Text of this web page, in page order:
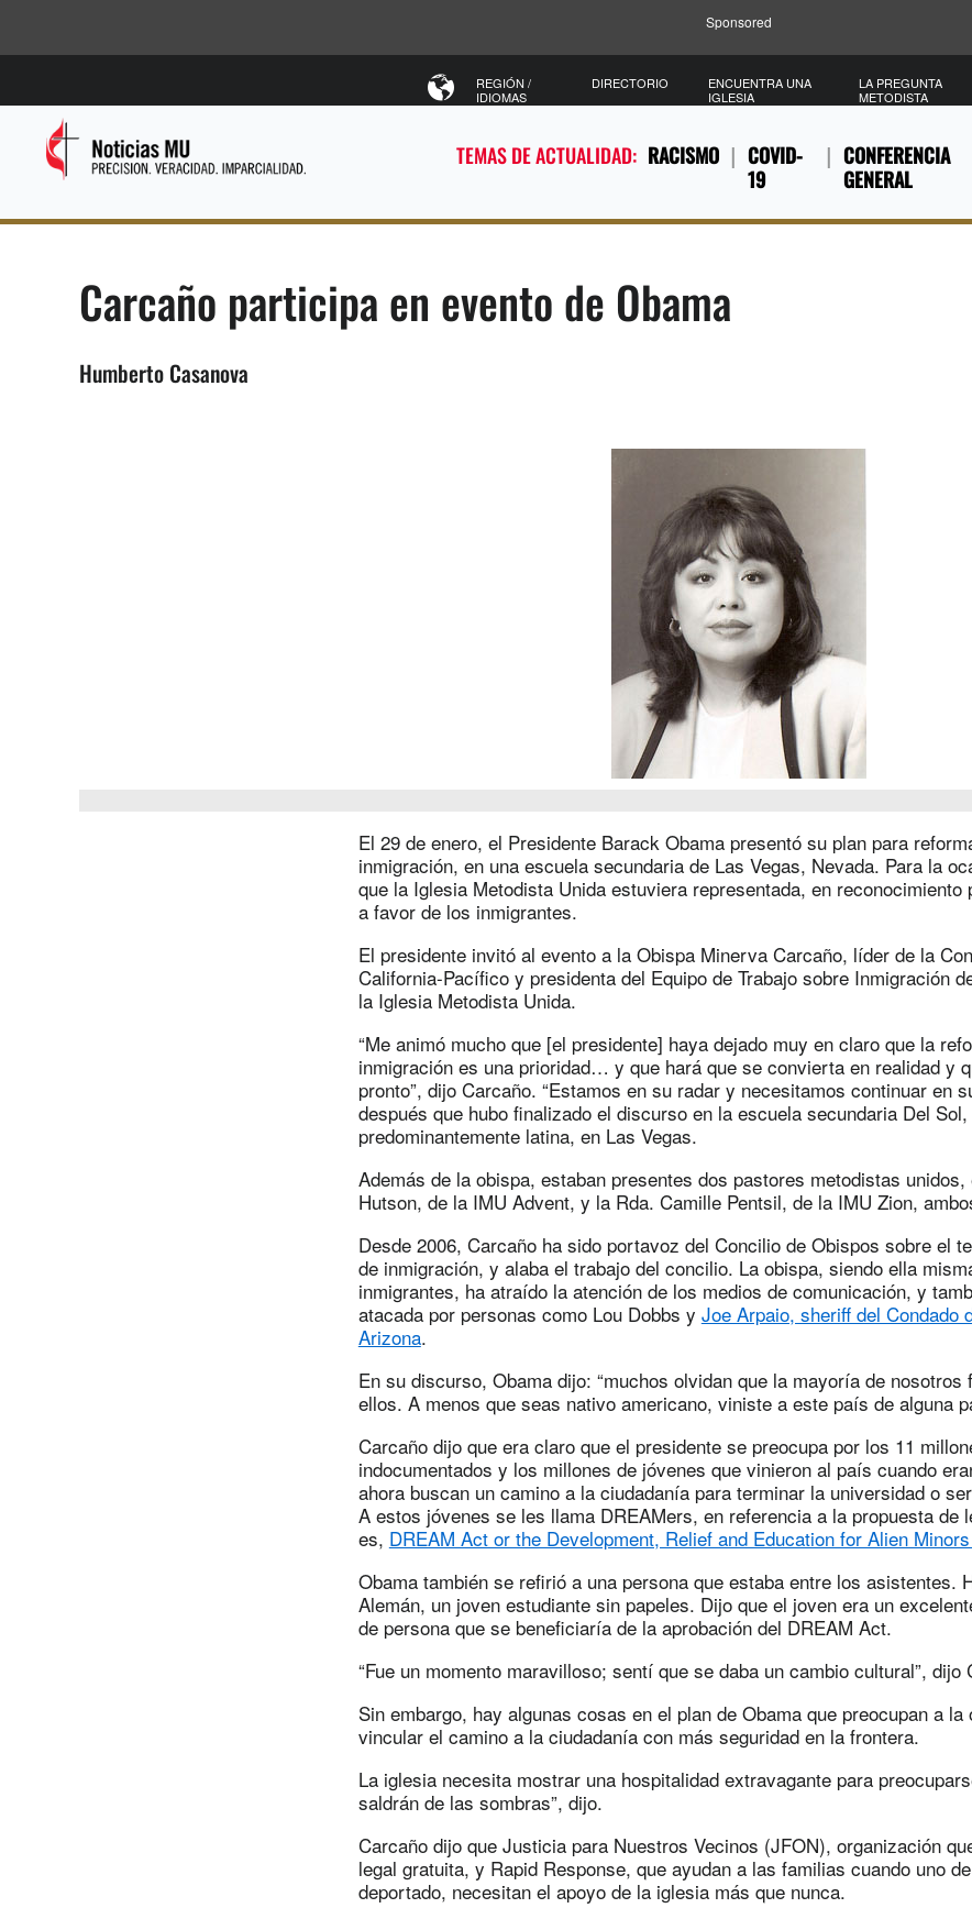
Sponsored
TEMAS DE ACTUALIDAD: RACISMO
COVID-
19
CONFERENCIA
GENERAL
REGIÓN /
IDIOMAS
DIRECTORIO
ENCUENTRA UNA
IGLESIA
LA PREGUNTA
METODISTA
Carcaño participa en evento de Obama
Humberto Casanova
El 29 de enero, el Presidente Barack Obama presentó su plan para
inmigración, en una escuela secundaria de Las Vegas, Nevada. Para la
que la Iglesia Metodista Unida estuviera representada, en reconocimiento
a favor de los inmigrantes.
El presidente invitó al evento a la Obispa Minerva Carcaño, líder de la
California-Pacífico y presidenta del Equipo de Trabajo sobre Inmigración
la Iglesia Metodista Unida.
“Me animó mucho que [el presidente] haya dejado muy en claro que la
inmigración es una prioridad… y que hará que se convierta en realidad y
pronto”, dijo Carcaño. “Estamos en su radar y necesitamos continuar en
después que hubo finalizado el discurso en la escuela secundaria Del
predominantemente latina, en Las Vegas.
Además de la obispa, estaban presentes dos pastores metodistas unidos,
Hutson, de la IMU Advent, y la Rda. Camille Pentsil, de la IMU Zion,
Desde 2006, Carcaño ha sido portavoz del Concilio de Obispos sobre el
de inmigración, y alaba el trabajo del concilio. La obispa, siendo ella
inmigrantes, ha atraído la atención de los medios de comunicación, y
atacada por personas como Lou Dobbs y Joe Arpaio, sheriff del Condado
Arizona.
En su discurso, Obama dijo: “muchos olvidan que la mayoría de nosotros
ellos. A menos que seas nativo americano, viniste a este país de alguna
Carcaño dijo que era claro que el presidente se preocupa por los 11
indocumentados y los millones de jóvenes que vinieron al país cuando
ahora buscan un camino a la ciudadanía para terminar la universidad o
A estos jóvenes se les llama DREAMers, en referencia a la propuesta de
es, DREAM Act or the Development, Relief and Education for Alien
Obama también se refirió a una persona que estaba entre los asistentes.
Alemán, un joven estudiante sin papeles. Dijo que el joven era un
de persona que se beneficiaría de la aprobación del DREAM Act.
“Fue un momento maravilloso; sentí que se daba un cambio cultural”, dijo
Sin embargo, hay algunas cosas en el plan de Obama que preocupan a la
vincular el camino a la ciudadanía con más seguridad en la frontera.
La iglesia necesita mostrar una hospitalidad extravagante para
saldrán de las sombras”, dijo.
Carcaño dijo que Justicia para Nuestros Vecinos (JFON), organización
legal gratuita, y Rapid Response, que ayudan a las familias cuando uno
deportado, necesitan el apoyo de la iglesia más que nunca.